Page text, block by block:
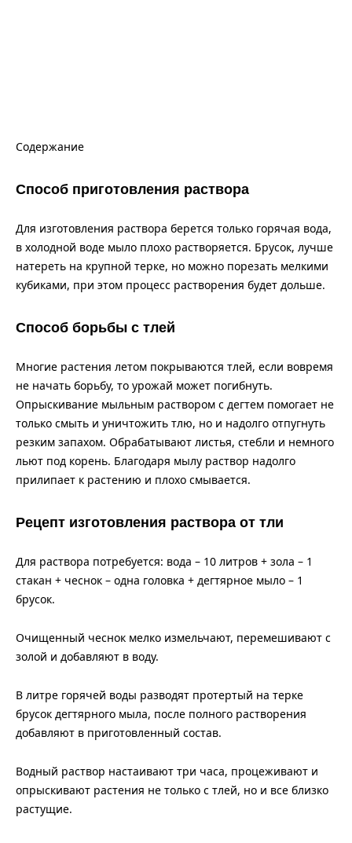
Содержание
Способ приготовления раствора
Для изготовления раствора берется только горячая вода,
в холодной воде мыло плохо растворяется. Брусок, лучше
натереть на крупной терке, но можно порезать мелкими
кубиками, при этом процесс растворения будет дольше.
Способ борьбы с тлей
Многие растения летом покрываются тлей, если вовремя
не начать борьбу, то урожай может погибнуть.
Опрыскивание мыльным раствором с дегтем помогает не
только смыть и уничтожить тлю, но и надолго отпугнуть
резким запахом. Обрабатывают листья, стебли и немного
льют под корень. Благодаря мылу раствор надолго
прилипает к растению и плохо смывается.
Рецепт изготовления раствора от тли
Для раствора потребуется: вода – 10 литров + зола – 1
стакан + чеснок – одна головка + дегтярное мыло – 1
брусок.
Очищенный чеснок мелко измельчают, перемешивают с
золой и добавляют в воду.
В литре горячей воды разводят протертый на терке
брусок дегтярного мыла, после полного растворения
добавляют в приготовленный состав.
Водный раствор настаивают три часа, процеживают и
опрыскивают растения не только с тлей, но и все близко
растущие.